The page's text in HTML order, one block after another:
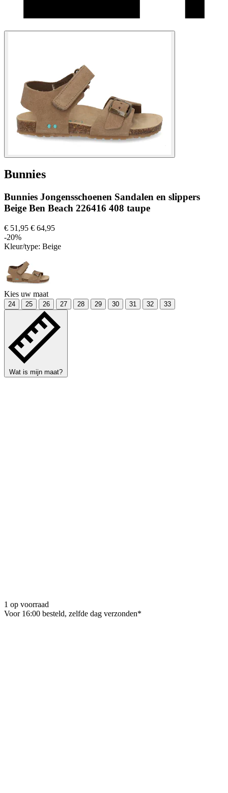
Bunnies
Bunnies Jongensschoenen Sandalen en slippers
Beige Ben Beach 226416 408 taupe
€ 51,95 € 64,95
-20%
Kleur/type: Beige
Kies uw maat
24 25 26 27 28 29 30 31 32 33
Wat is mijn maat?
1 op voorraad
Voor 16:00 besteld, zelfde dag verzonden*